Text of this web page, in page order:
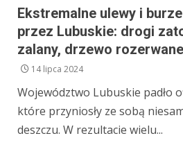
Ekstremalne ulewy i
przez Lubuskie: drogi
zalany, drzewo
14 lipca 2024
Województwo Lubuskie padło
które przyniosły ze sobą
deszczu. W rezultacie wielu...